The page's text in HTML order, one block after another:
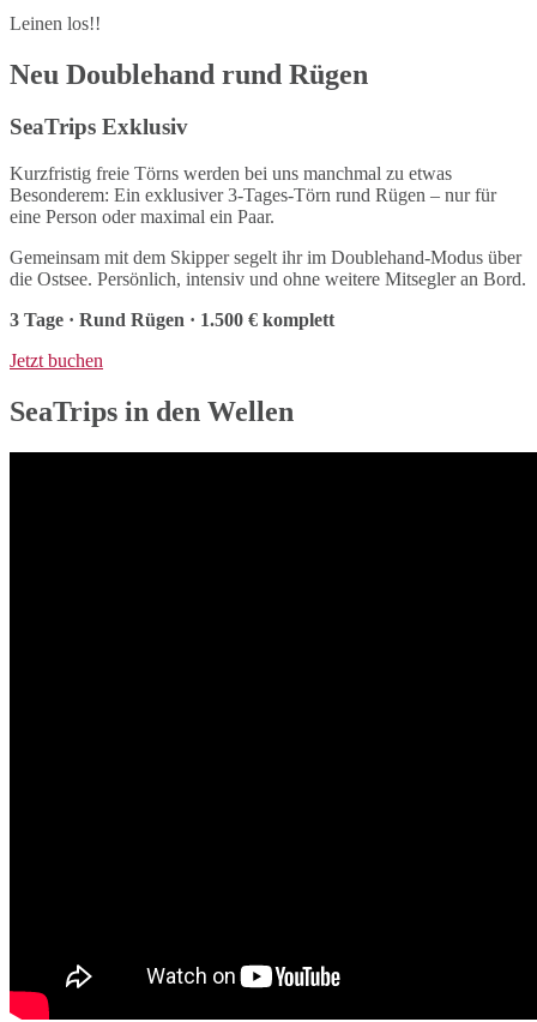
Leinen los!!
Neu Doublehand rund Rügen
SeaTrips Exklusiv
Kurzfristig freie Törns werden bei uns manchmal zu etwas
Besonderem: Ein exklusiver 3-Tages-Törn rund Rügen – nur für
eine Person oder maximal ein Paar.
Gemeinsam mit dem Skipper segelt ihr im Doublehand-Modus über
die Ostsee. Persönlich, intensiv und ohne weitere Mitsegler an Bord.
3 Tage · Rund Rügen · 1.500 € komplett
Jetzt buchen
SeaTrips in den Wellen